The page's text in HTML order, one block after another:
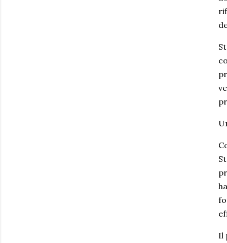
Il